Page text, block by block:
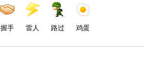
握手 雷人 路过 鸡蛋